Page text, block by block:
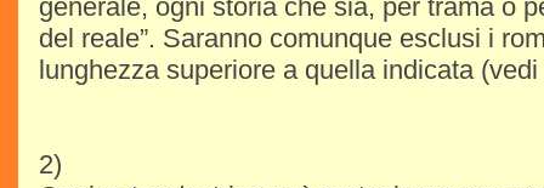
generale, ogni storia che sia, per trama o
del reale”. Saranno comunque esclusi i
lunghezza superiore a quella indicata
2)